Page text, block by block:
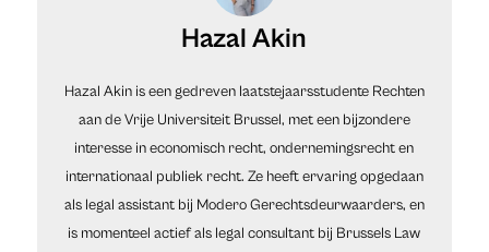
Hazal Akin
Hazal Akin is een gedreven laatstejaarsstudente Rechten
aan de Vrije Universiteit Brussel, met een bijzondere
interesse in economisch recht, ondernemingsrecht en
internationaal publiek recht. Ze heeft ervaring opgedaan
als legal assistant bij Modero Gerechtsdeurwaarders, en
is momenteel actief als legal consultant bij Brussels Law